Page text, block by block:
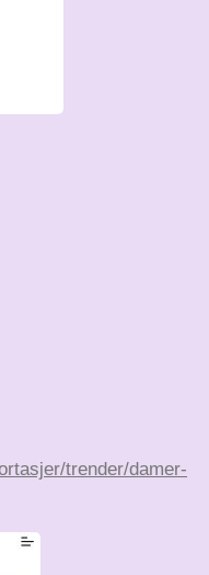
trender/damer-